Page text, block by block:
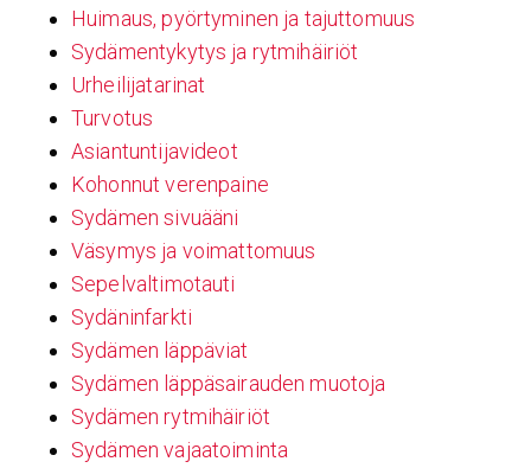
Huimaus, pyörtyminen ja tajuttomuus
Sydämentykytys ja rytmihäiriöt
Urheilijatarinat
Turvotus
Asiantuntijavideot
Kohonnut verenpaine
Sydämen sivuääni
Väsymys ja voimattomuus
Sepelvaltimotauti
Sydäninfarkti
Sydämen läppäviat
Sydämen läppäsairauden muotoja
Sydämen rytmihäiriöt
Sydämen vajaatoiminta